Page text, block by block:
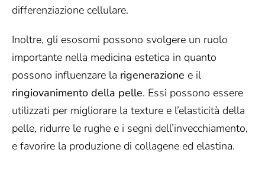
differenziazione cellulare.
Inoltre, gli esosomi possono svolgere un ruolo
importante nella medicina estetica in quanto
possono influenzare la rigenerazione e il
ringiovanimento della pelle. Essi possono essere
utilizzati per migliorare la texture e l’elasticità della
pelle, ridurre le rughe e i segni dell’invecchiamento,
e favorire la produzione di collagene ed elastina.